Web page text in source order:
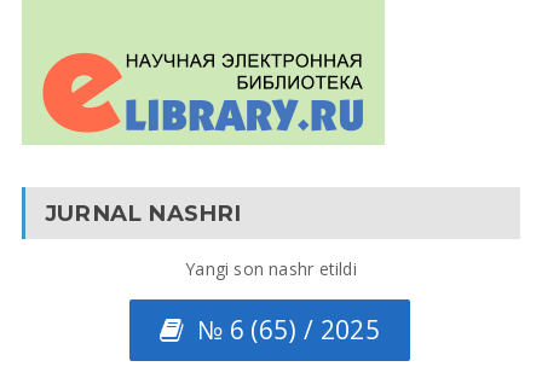
JURNAL NASHRI
Yangi son nashr etildi
№ 6 (65) / 2025